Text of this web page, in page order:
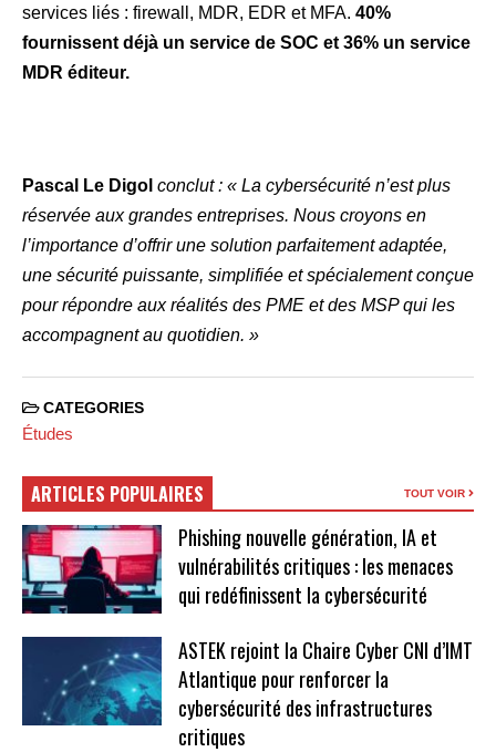
services liés : firewall, MDR, EDR et MFA. 40%
fournissent déjà un service de SOC et 36% un service
MDR éditeur.
Pascal Le Digol conclut : « La cybersécurité n’est plus
réservée aux grandes entreprises. Nous croyons en
l’importance d’offrir une solution parfaitement adaptée,
une sécurité puissante, simplifiée et spécialement conçue
pour répondre aux réalités des PME et des MSP qui les
accompagnent au quotidien. »
CATEGORIES
Études
ARTICLES POPULAIRES TOUT VOIR
Phishing nouvelle génération, IA et
vulnérabilités critiques : les menaces
qui redéfinissent la cybersécurité
ASTEK rejoint la Chaire Cyber CNI d’IMT
Atlantique pour renforcer la
cybersécurité des infrastructures
critiques